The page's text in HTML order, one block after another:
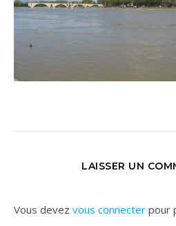
LAISSER UN
Vous devez vous connecter pour